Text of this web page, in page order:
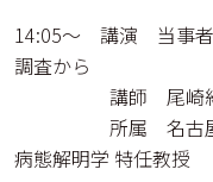
14:05～ 講演 当事者
調査から
講師 尾崎紀
所属 名古屋大学
病態解明学 特任教授